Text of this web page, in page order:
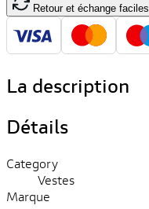
Retour et échange faciles
La description
Détails
Category
Vestes
Marque